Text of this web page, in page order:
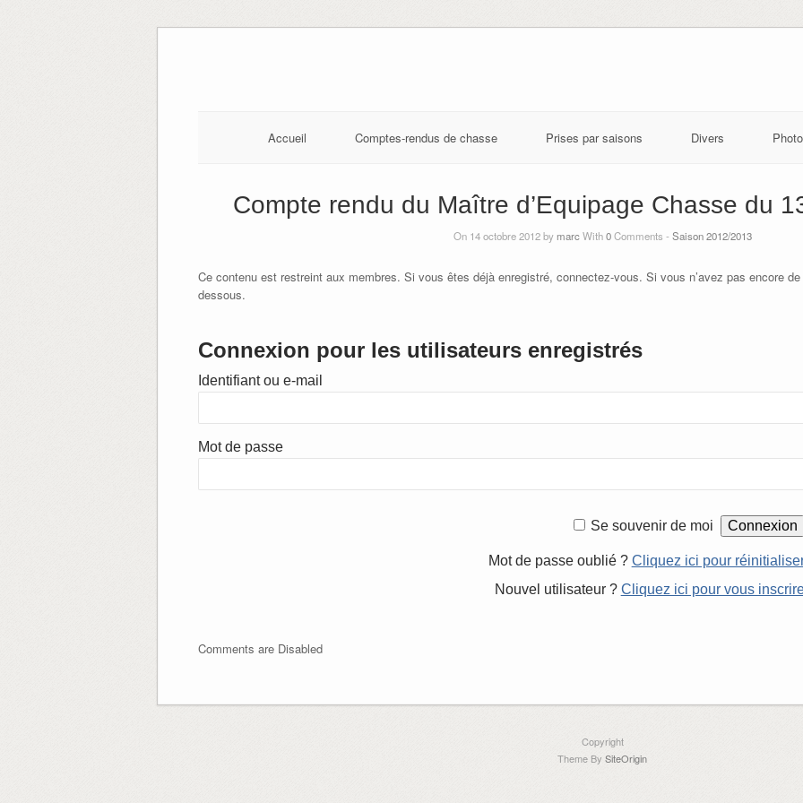
Accueil Comptes-rendus de chasse Prises par saisons Divers
Compte rendu du Maître d’Equipage Chasse du
On 14 octobre 2012 by marcWith0Comments - Saison 2012/2013
Ce contenu est restreint aux membres. Si vous êtes déjà enregistré, connectez-vous. Si vous n’avez pas encore
dessous.
Connexion pour les utilisateurs enregistrés
Identifiant ou e-mail
Mot de passe
Se souvenir de moi
Mot de passe oublié ? Cliquez ici pour
Nouvel utilisateur ? Cliquez ici pour vous
Comments are Disabled
Copyright
Theme By SiteOrigin